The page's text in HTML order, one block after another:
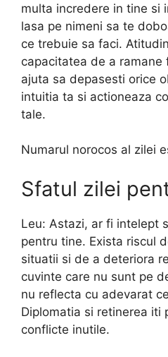
multa incredere in tine si
lasa pe nimeni sa te
ce trebuie sa faci.
capacitatea de a ramane
ajuta sa depasesti orice
intuitia ta si actioneaza
tale.
Numarul norocos al zilei
Sfatul zilei
Leu: Astazi, ar fi intelept
pentru tine. Exista riscul
situatii si de a deteriora
cuvinte care nu sunt pe
nu reflecta cu adevarat
Diplomatia si retinerea iti
conflicte inutile.